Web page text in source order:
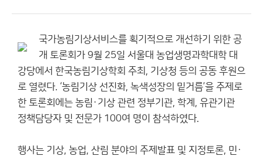
국가농림기상서비스를 획기적으로 개선하기 위한 공
개 토론회가 9월 25일 서울대 농업생명과학대학 대
강당에서 한국농림기상학회 주최, 기상청 등의 공동 후원으
로 열렸다. ‘농림기상 선진화, 녹색성장의 밑거름’을 주제로
한 토론회에는 농림·기상 관련 정부기관, 학계, 유관기관
정책담당자 및 전문가 100여 명이 참석하였다.
행사는 기상, 농업, 산림 분야의 주제발표 및 지정토론, 민·